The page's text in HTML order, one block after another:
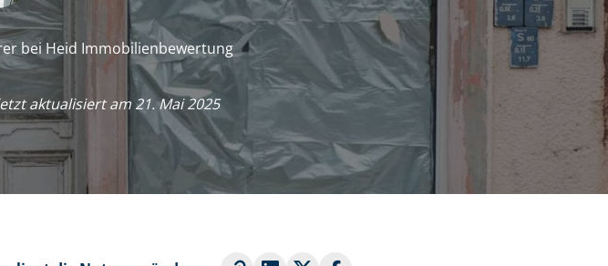
bei Heid Im­mo­bi­li­en­be­wer­tung
aktualisiert am 21. Mai 2025